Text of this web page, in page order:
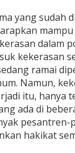
yang sudah
dalam
kekerasan
ramai
Namun,
itu, hanya
ada di
hakikat